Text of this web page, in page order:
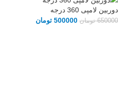
دوربین لامپی 360 درجه
650000 تومان 500000 تومان